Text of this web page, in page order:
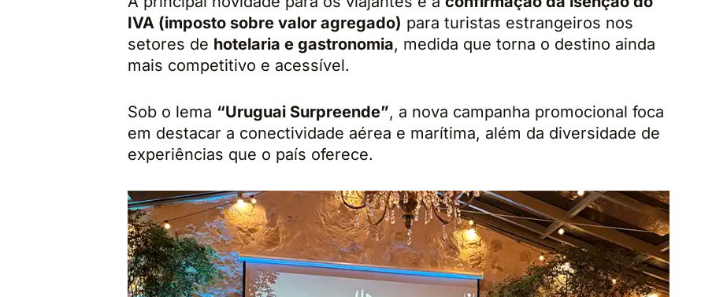
IVA (imposto sobre valor agregado) para turistas estrangeiros nos
setores de hotelaria e gastronomia, medida que torna o destino ainda
mais competitivo e acessível.
Sob o lema “Uruguai Surpreende”, a nova campanha promocional foca
em destacar a conectividade aérea e marítima, além da diversidade de
experiências que o país oferece.